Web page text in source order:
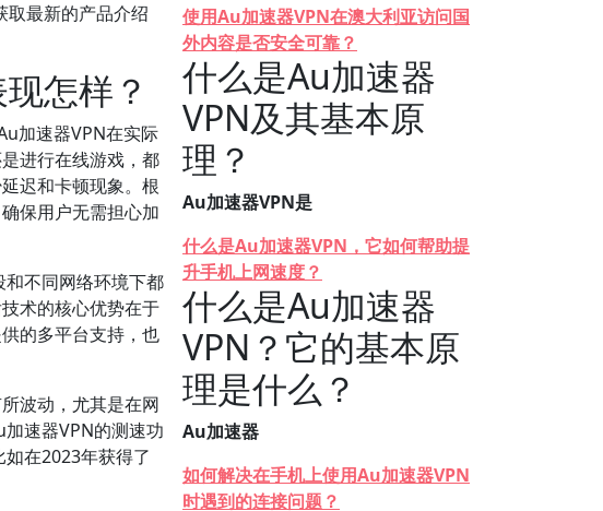
取最新的产品介绍
怎样？
加速器VPN在实际
进行在线游戏，都
迟和卡顿现象。根
保用户无需担心加
不同网络环境下都
术的核心优势在于
的多平台支持，也
波动，尤其是在网
速器VPN的测速功
在2023年获得了
使用Au加速器VPN在澳大利亚访问国
外内容是否安全可靠？
什么是Au加速器
VPN及其基本原
理？
Au加速器VPN是
什么是Au加速器VPN，它如何帮助提
升手机上网速度？
什么是Au加速器
VPN？它的基本原
理是什么？
Au加速器
如何解决在手机上使用Au加速器VPN
时遇到的连接问题？